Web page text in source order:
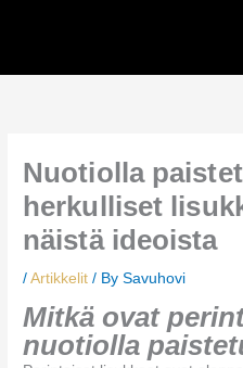
Nuotiolla
herkulliset
näistä ideoista
/Artikkelit / BySavuhovi
Mitkä ovat
nuotiolla